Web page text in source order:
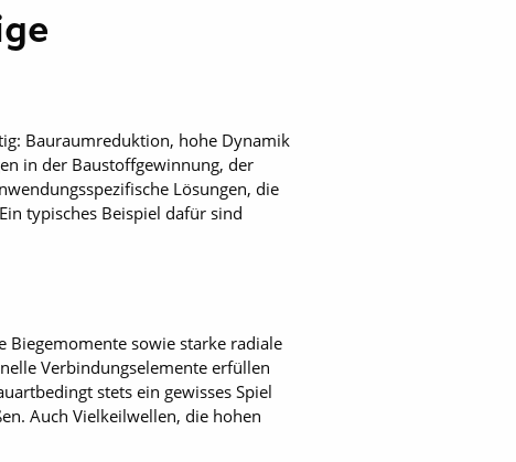
Bauraumreduktion, hohe Dynamik
in der Baustoffgewinnung, der
Lösungen, die
typisches Beispiel dafür sind
Biegemomente sowie starke radiale
Verbindungselemente erfüllen
stets ein gewisses Spiel
Auch Vielkeilwellen, die hohen